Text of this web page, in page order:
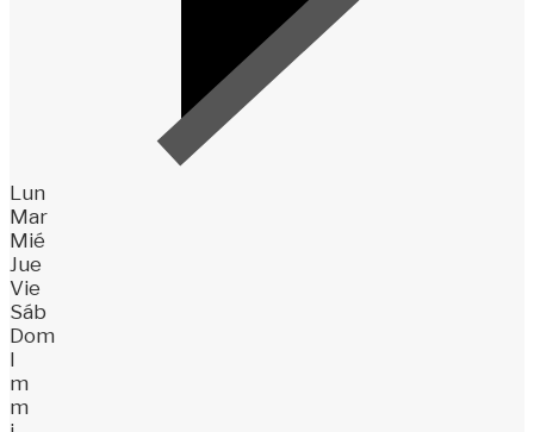
Lun
Mar
Mié
Jue
Vie
Sáb
Dom
l
m
m